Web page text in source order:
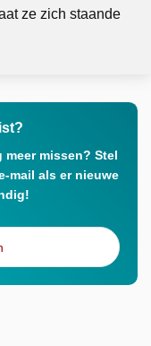
ze zich staande
missen? Stel
mail als er nieuwe